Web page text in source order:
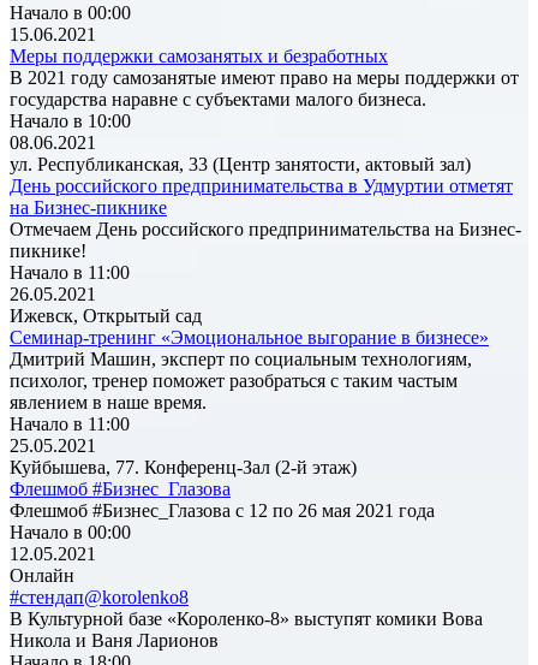
Начало в 00:00
15.06.2021
Меры поддержки самозанятых и безработных
В 2021 году самозанятые имеют право на меры поддержки от
государства наравне с субъектами малого бизнеса.
Начало в 10:00
08.06.2021
ул. Республиканская, 33 (Центр занятости, актовый зал)
День российского предпринимательства в Удмуртии отметят
на Бизнес-пикнике
Отмечаем День российского предпринимательства на Бизнес-
пикнике!
Начало в 11:00
26.05.2021
Ижевск, Открытый сад
Семинар-тренинг «Эмоциональное выгорание в бизнесе»
Дмитрий Машин, эксперт по социальным технологиям,
психолог, тренер поможет разобраться с таким частым
явлением в наше время.
Начало в 11:00
25.05.2021
Куйбышева, 77. Конференц-Зал (2-й этаж)
Флешмоб #Бизнес_Глазова
Флешмоб #Бизнес_Глазова с 12 по 26 мая 2021 года
Начало в 00:00
12.05.2021
Онлайн
#стендап@korolenko8
В Культурной базе «Короленко-8» выступят комики Вова
Никола и Ваня Ларионов